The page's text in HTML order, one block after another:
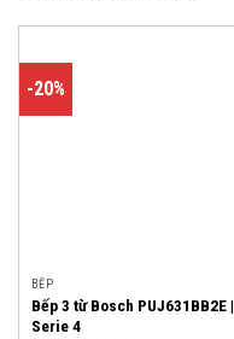
-20%
BẾP
Bếp 3 từ Bosch PUJ631BB2E |
Serie 4